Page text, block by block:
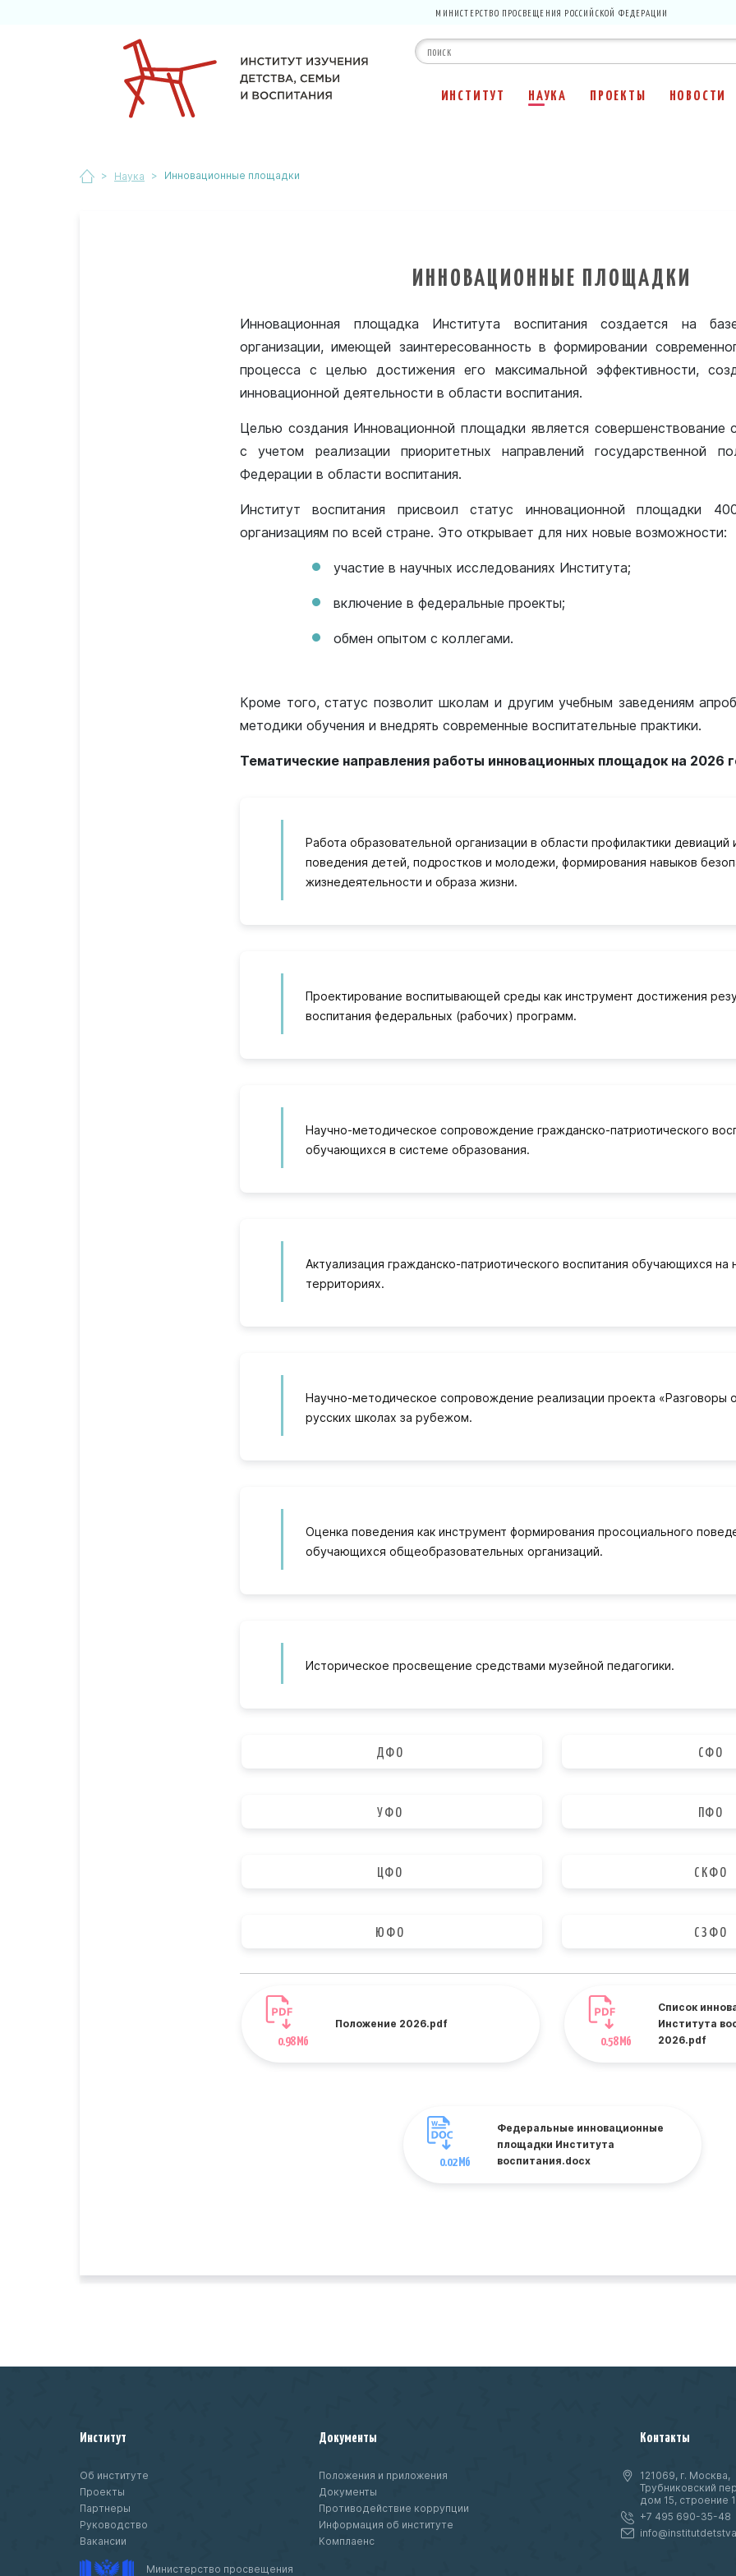
МИНИСТЕРСТВО ПРОСВЕЩЕНИЯ РОССИЙСКОЙ ФЕДЕРАЦИИ
ИНСТИТУТ НАУКА ПРОЕКТЫ НОВОСТИ
> Наука > Инновационные площадки
ИННОВАЦИОННЫЕ ПЛОЩАДКИ
Инновационная площадка Института воспитания создается на
организации, имеющей заинтересованность в формировании
процесса с целью достижения его максимальной эффективности,
инновационной деятельности в области воспитания.
Целью создания Инновационной площадки является совершенствование
с учетом реализации приоритетных направлений государственной
Федерации в области воспитания.
Институт воспитания присвоил статус инновационной площадки
организациям по всей стране. Это открывает для них новые возможности:
участие в научных исследованиях Института;
включение в федеральные проекты;
обмен опытом с коллегами.
Кроме того, статус позволит школам и другим учебным заведениям
методики обучения и внедрять современные воспитательные практики.
Тематические направления работы инновационных площадок на 2026
Работа образовательной организации в области профилактики девиаций
поведения детей, подростков и молодежи, формирования навыков
жизнедеятельности и образа жизни.
Проектирование воспитывающей среды как инструмент достижения
воспитания федеральных (рабочих) программ.
Научно-методическое сопровождение гражданско-патриотического
обучающихся в системе образования.
Актуализация гражданско-патриотического воспитания обучающихся на
территориях.
Научно-методическое сопровождение реализации проекта «Разговоры
русских школах за рубежом.
Оценка поведения как инструмент формирования просоциального
обучающихся общеобразовательных организаций.
Историческое просвещение средствами музейной педагогики.
ДФО СФО
УФО ПФО
ЦФО СКФО
ЮФО СЗФО
0.98 Мб
Положение 2026.pdf
0.58 Мб
Список
Института
2026.pdf
0.02 Мб
Федеральные инновационные
площадки Института
воспитания.docx
Институт
Об институте
Проекты
Партнеры
Руководство
Вакансии
Документы
Положения и приложения
Документы
Противодействие коррупции
Информация об институте
Комплаенс
Контакты
121069, г. Москва,
Трубниковский
дом 15, строение 1
+7 495 690-35-48
Министерство просвещения